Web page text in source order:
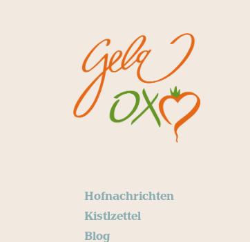
Hofnachrichten
Kistlzettel
Blog